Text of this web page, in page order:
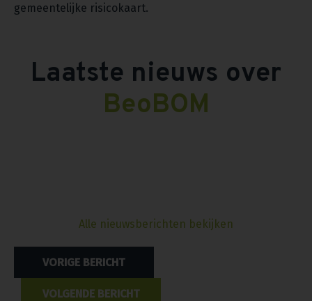
gemeentelijke risicokaart.
Laatste nieuws over
BeoBOM
Alle nieuwsberichten bekijken
Bericht
navigatie
VORIGE BERICHT
VOLGENDE BERICHT